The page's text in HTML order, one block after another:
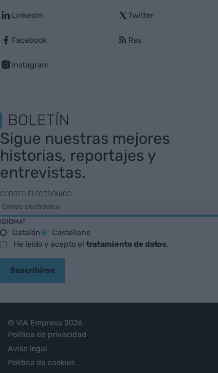
Linkedin
Facebook
Instagram
Twitter
Rss
BOLETÍN
Sigue nuestras mejores
historias, reportajes y
entrevistas.
CORREO ELECTRÓNICO
IDIOMA*
Catalán
Castellano
He leído y acepto el tratamiento de datos.
Suscribirse
© VIA Empresa 2026
Política de privacidad
Aviso legal
Política de cookies